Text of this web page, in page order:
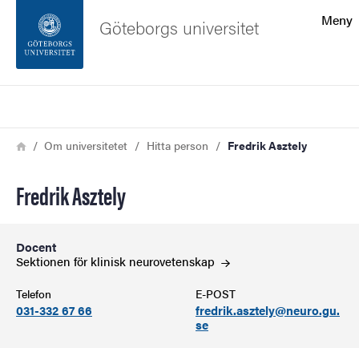
Sidfoten
Meny
Göteborgs universitet
Länkstig
HemOm universitetet Hitta person Fredrik Asztely
Fredrik Asztely
Docent
Sektionen för klinisk neurovetenskap
Telefon
031-332 67 66
E-POST
fredrik.asztely@neuro.gu.
se